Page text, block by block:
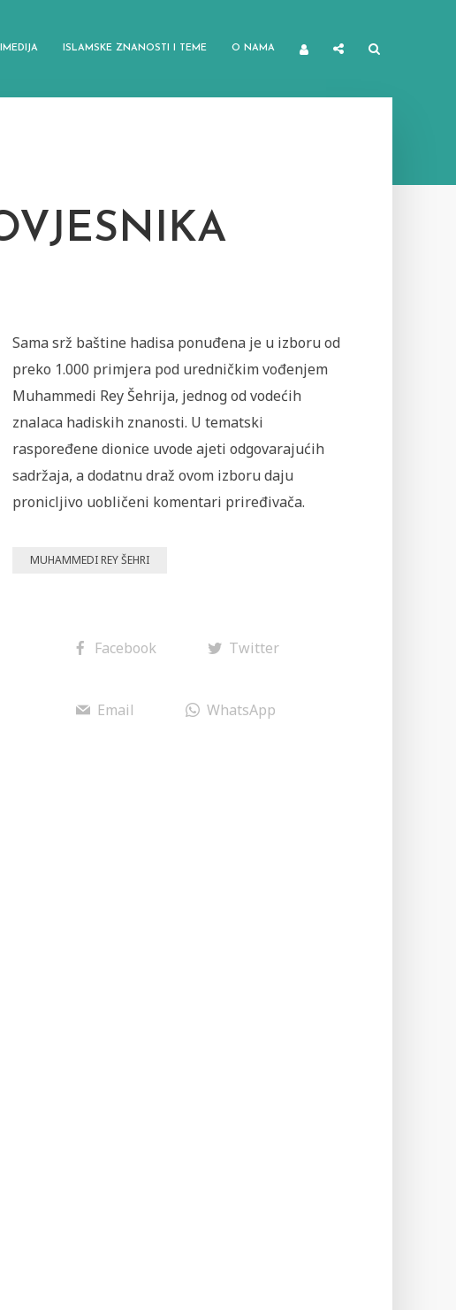
ISLAMSKE ZNANOSTI I TEME O NAMA
Sama srž baštine hadisa ponuđena je u izboru od
preko 1.000 primjera pod uredničkim vođenjem
Muhammedi Rey Šehrija, jednog od vodećih
znalaca hadiskih znanosti. U tematski
raspoređene dionice uvode ajeti odgovarajućih
sadržaja, a dodatnu draž ovom izboru daju
pronicljivo uobličeni komentari priređivača.
MUHAMMEDI REY ŠEHRI
Facebook Twitter
Email WhatsApp